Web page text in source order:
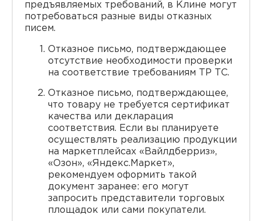
предъявляемых требований, в Клине могут
потребоваться разные виды отказных
писем.
Отказное письмо, подтверждающее
отсутствие необходимости проверки
на соответствие требованиям ТР ТС.
Отказное письмо, подтверждающее,
что товару не требуется сертификат
качества или декларация
соответствия. Если вы планируете
осуществлять реализацию продукции
на маркетплейсах «Вайлдберриз»,
«Озон», «Яндекс.Маркет»,
рекомендуем оформить такой
документ заранее: его могут
запросить представители торговых
площадок или сами покупатели.